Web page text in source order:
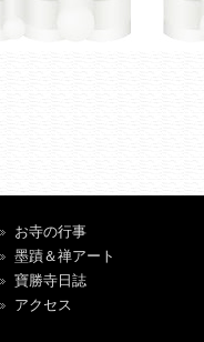
お寺の行事
墨蹟＆禅アート
寶勝寺日誌
アクセス